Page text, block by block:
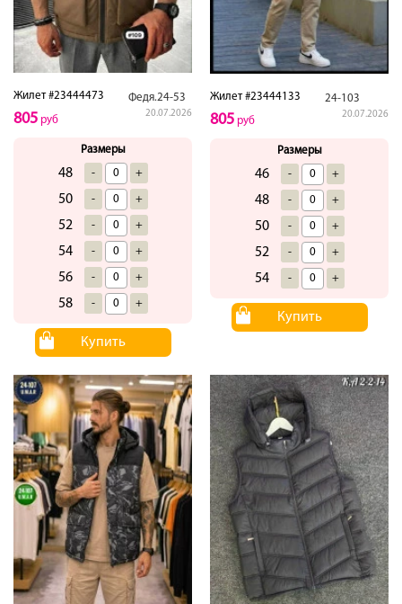
Жилет #23444473 Федя.24-53
20.07.2026
805 руб
Размеры
48 - +
50 - +
52 - +
54 - +
56 - +
58 - +
Купить
Жилет #23444133 24-103
20.07.2026
805 руб
Размеры
46 - +
48 - +
50 - +
52 - +
54 - +
Купить